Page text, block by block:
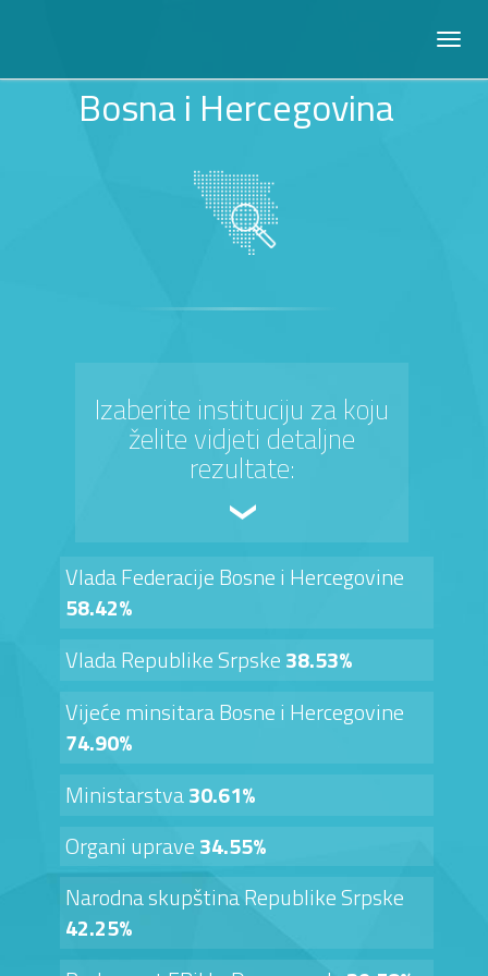
Bosna i Hercegovina
Izaberite instituciju za koju
želite vidjeti detaljne
rezultate:
Vlada Federacije Bosne i Hercegovine
58.42%
Vlada Republike Srpske38.53%
Vijeće minsitara Bosne i Hercegovine
74.90%
Ministarstva30.61%
Organi uprave34.55%
Narodna skupština Republike Srpske
42.25%